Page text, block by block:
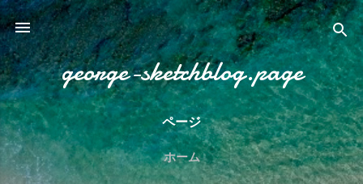
スキップしてメイン コンテンツに移動
george-sketchblog.page
ページ
ホーム